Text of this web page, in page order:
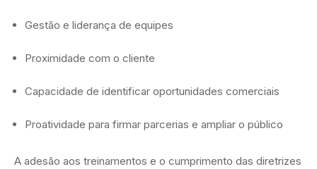
Gestão e liderança de equipes
Proximidade com o cliente
Capacidade de identificar oportunidades comerciais
Proatividade para firmar parcerias e ampliar o público
A adesão aos treinamentos e o cumprimento das diretrizes